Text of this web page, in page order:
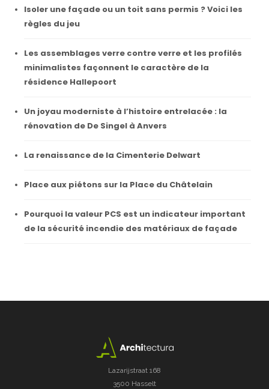
Isoler une façade ou un toit sans permis ? Voici les
règles du jeu
Les assemblages verre contre verre et les profilés
minimalistes façonnent le caractère de la
résidence Hallepoort
Un joyau moderniste à l’histoire entrelacée : la
rénovation de De Singel à Anvers
La renaissance de la Cimenterie Delwart
Place aux piétons sur la Place du Châtelain
Pourquoi la valeur PCS est un indicateur important
de la sécurité incendie des matériaux de façade
Lazarijstraat 168
3500 Hasselt